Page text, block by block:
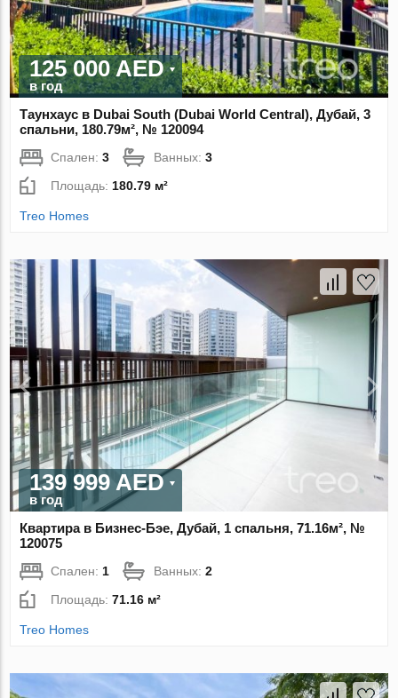
125 000 AED
в год
Таунхаус в Dubai South (Dubai World Central), Дубай, 3
спальни, 180.79м², № 120094
Спален:3 Ванных:3
Площадь: 180.79 м²
Treo Homes
139 999 AED
в год
Квартира в Бизнес-Бэе, Дубай, 1 спальня, 71.16м², №
120075
Спален: 1 Ванных:2
Площадь:71.16 м²
Treo Homes